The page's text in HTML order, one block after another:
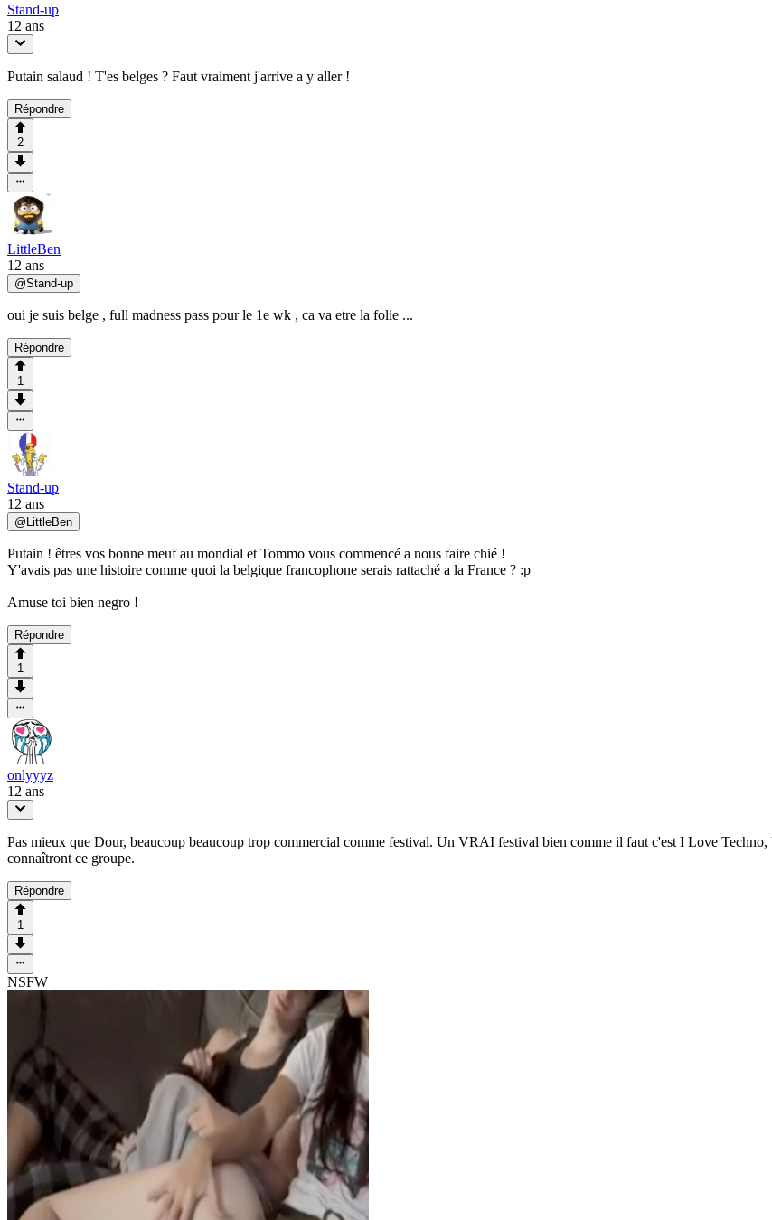
Stand-up
12 ans
Putain salaud ! T'es belges ? Faut vraiment j'arrive a y aller !
Répondre
2
LittleBen
12 ans
@Stand-up
oui je suis belge , full madness pass pour le 1e wk , ca va etre la folie ...
Répondre
1
Stand-up
12 ans
@ LittleBen
Putain ! êtres vos bonne meuf au mondial et Tommo vous commencé a nous faire chié !
Y'avais pas une histoire comme quoi la belgique francophone serais rattaché a la France ? :p
Amuse toi bien negro !
Répondre
1
onlyyyz
12 ans
Pas mieux que Dour, beaucoup beaucoup trop commercial comme festival. Un VRAI festival bien comme il faut c'est I Love
connaîtront ce groupe.
Répondre
1
NSFW